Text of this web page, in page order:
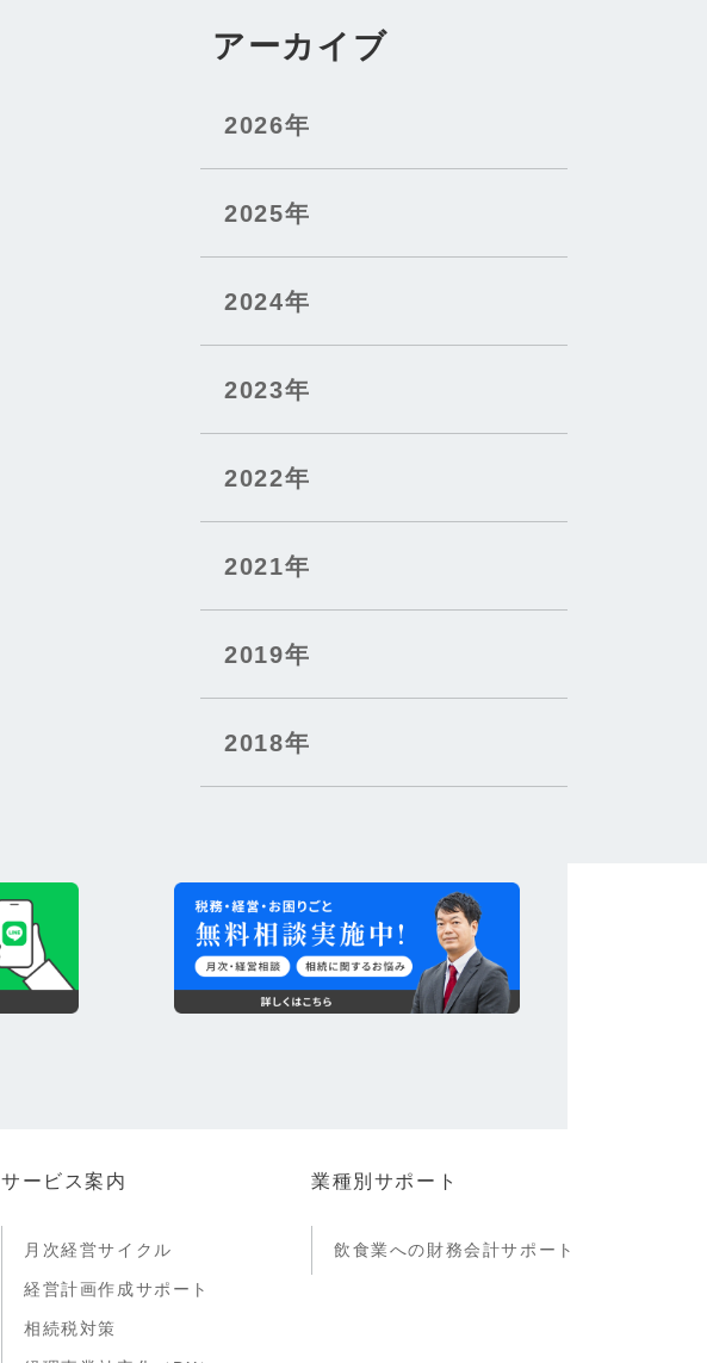
アーカイブ
2026年
2025年
2024年
2023年
2022年
2021年
2019年
2018年
サービス案内
月次経営サイクル
経営計画作成サポート
相続税対策
業種別サポート
飲食業への財務会計サポート